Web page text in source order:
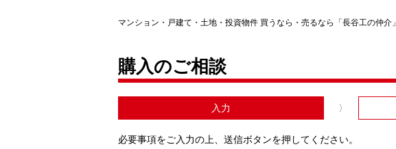
マンション・戸建て・土地・投資物件 買うなら・売るなら「長谷工の仲介」
購入のご相談
入力
必要事項をご入力の上、送信ボタンを押してください。